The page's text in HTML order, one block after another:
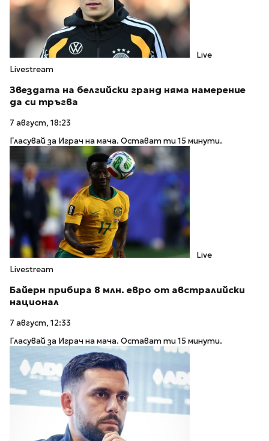
Live
Livestream
Звездата на белгийски гранд няма намерение
да си тръгва
7 август, 18:23
Гласувай за Играч на мача. Остават ти 15 минути.
Live
Livestream
Байерн прибира 8 млн. евро от австралийски
национал
7 август, 12:33
Гласувай за Играч на мача. Остават ти 15 минути.